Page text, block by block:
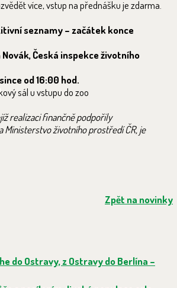
více, vstup na přednášku je zdarma.
seznamy – začátek konce
Česká inspekce životního
od 16:00 hod.
sál u vstupu do zoo
realizaci finančně podpořily
Ministerstvo životního prostředí ČR, je
Zpět na novinky
do Ostravy, z Ostravy do Berlína –